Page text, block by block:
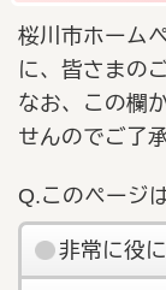
桜川市ホーム
に、皆さまの
なお、この欄
せんのでご了
Q.このページ
非常に役